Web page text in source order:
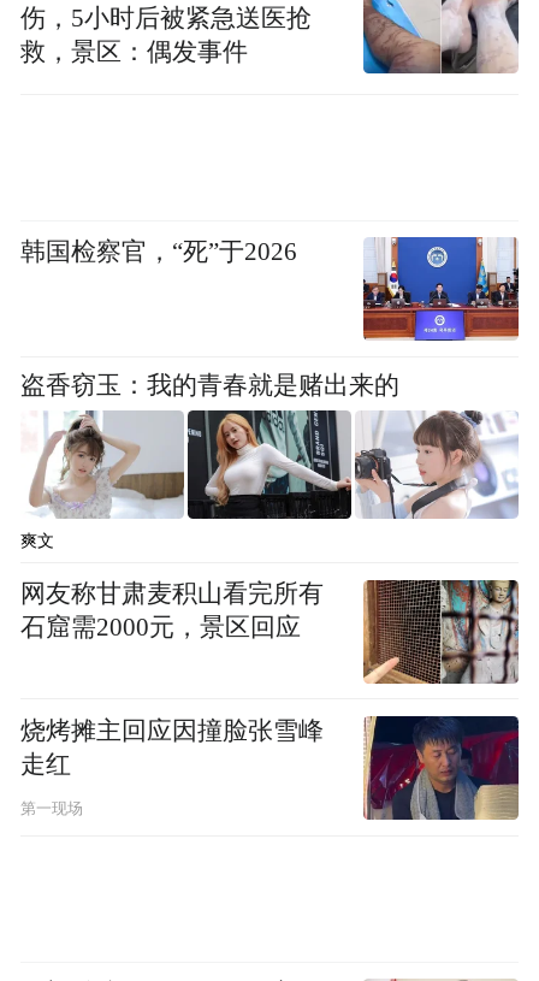
验，百胜中国与中国乡村发展基金会还会专
门制定项目问答指南，对员工进行宣讲与培
且项目每年还会接受权威第三方的独立审
凤凰网公益：有一种说法叫“募款的背后是募
心”，您是怎么理解这句话的？
秦伟：募款就是募心，募的是捐赠人的心。
如“捐一元”，除了百胜中国员工外，还有一
娃娃时就开始每年参与。很多公众为什么能
成为忠实的捐赠人，是因为他们内心认可“捐
一元”项目理念和内容。只有募心，捐赠人才
会持续捐赠，公益项目才能持续开展，弱势
群体才能持续获得帮助；只有募心，捐赠人
才会自发成为公益同行者和劝募人，带动更
伤，5小时后被紧急送医抢
救，景区：偶发事件
韩国检察官，“死”于2026
盗香窃玉：我的青春就是赌出来的
爽文
网友称甘肃麦积山看完所有
石窟需2000元，景区回应
烧烤摊主回应因撞脸张雪峰
走红
第一现场